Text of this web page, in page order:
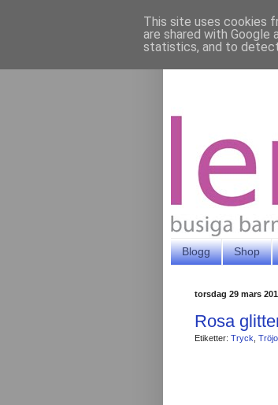
Blogg Shop
torsdag 29 mars
Rosa
Etiketter: Tryck
This site uses cookies
are shared with
statistics, and to detect